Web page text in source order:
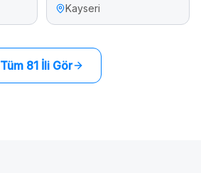
Kayseri
Tüm 81 İli Gör